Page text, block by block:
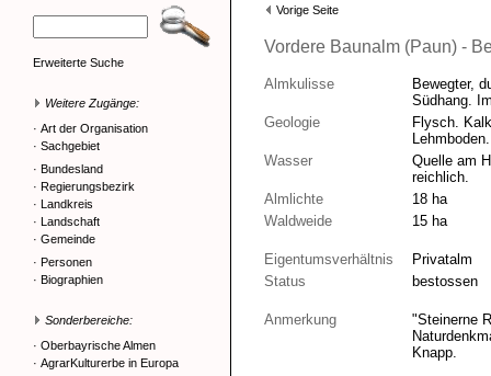
Erweiterte Suche
Weitere Zugänge:
· Art der Organisation
· Sachgebiet
· Bundesland
· Regierungsbezirk
· Landkreis
· Landschaft
· Gemeinde
· Personen
· Biographien
Sonderbereiche:
· Oberbayrische Almen
· AgrarKulturerbe in Europa
Vorige Seite
Vordere Baunalm (Paun) -
Almkulisse
Bewegter,
Südhang.
Geologie
Flysch.
Lehmboden.
Wasser
Quelle am
reichlich.
Almlichte
18 ha
Waldweide
15 ha
Eigentumsverhältnis
Privatalm
Status
bestossen
Anmerkung
"Steinerne
Knapp.